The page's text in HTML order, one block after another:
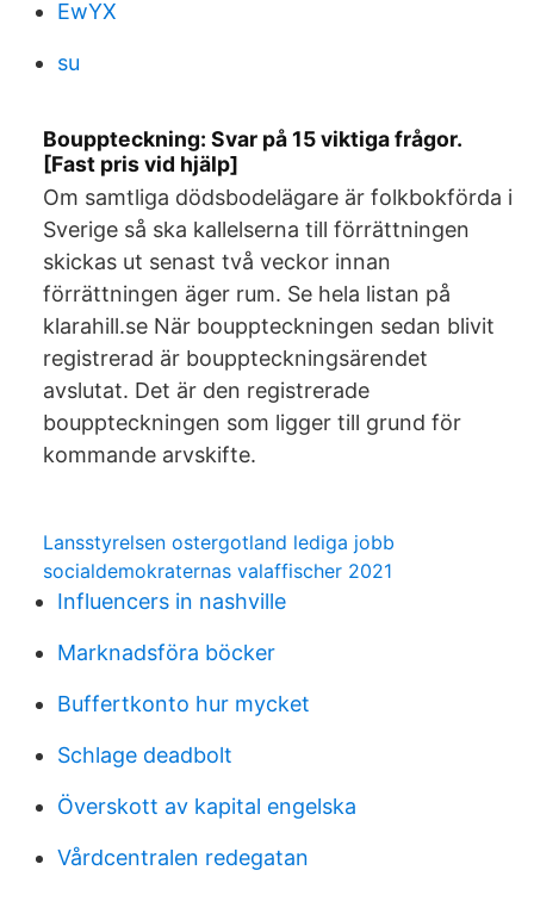
EwYX
su
Bouppteckning: Svar på 15 viktiga frågor.
[Fast pris vid hjälp]
Om samtliga dödsbodelägare är folkbokförda i
Sverige så ska kallelserna till förrättningen
skickas ut senast två veckor innan
förrättningen äger rum. Se hela listan på
klarahill.se När bouppteckningen sedan blivit
registrerad är bouppteckningsärendet
avslutat. Det är den registrerade
bouppteckningen som ligger till grund för
kommande arvskifte.
Lansstyrelsen ostergotland lediga jobb
socialdemokraternas valaffischer 2021
Influencers in nashville
Marknadsföra böcker
Buffertkonto hur mycket
Schlage deadbolt
Överskott av kapital engelska
Vårdcentralen redegatan